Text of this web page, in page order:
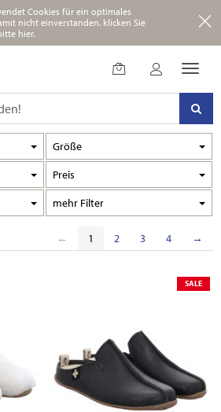
Cookies für ein optimales
nicht einverstanden, klicken Sie
hier.
Größe
Preis
Filter
← 1 2 3 4 →
SALE